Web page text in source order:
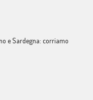
e Sardegna: corriamo